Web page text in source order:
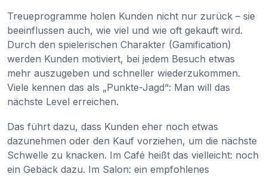
Treueprogramme holen Kunden nicht nur zurück – sie
beeinflussen auch, wie viel und wie oft gekauft wird.
Durch den spielerischen Charakter (Gamification)
werden Kunden motiviert, bei jedem Besuch etwas
mehr auszugeben und schneller wiederzukommen.
Viele kennen das als „Punkte-Jagd“: Man will das
nächste Level erreichen.
Das führt dazu, dass Kunden eher noch etwas
dazunehmen oder den Kauf vorziehen, um die nächste
Schwelle zu knacken. Im Café heißt das vielleicht: noch
ein Gebäck dazu. Im Salon: ein empfohlenes